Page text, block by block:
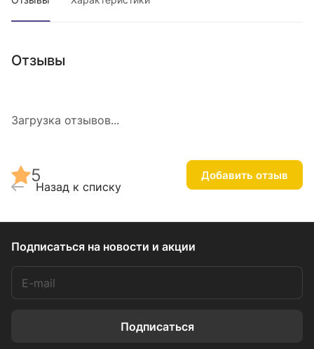
Отзывы
Загрузка отзывов...
5 Добавить отзыв
Назад к списку
Подписаться на новости и акции
Подписаться